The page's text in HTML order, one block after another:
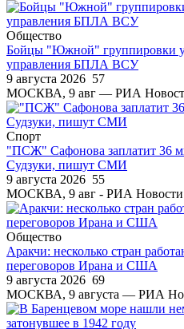
Общество
Бойцы "Южной" группировки
управления БПЛА ВСУ
9 августа 2026 57
МОСКВА, 9 авг — РИА
Спорт
"ПСЖ" Сафонова заплатит 36
Судзуки, пишут СМИ
9 августа 2026 55
МОСКВА, 9 авг - РИА
Общество
Аракчи: несколько стран
переговоров Ирана и США
9 августа 2026 69
МОСКВА, 9 августа — РИА